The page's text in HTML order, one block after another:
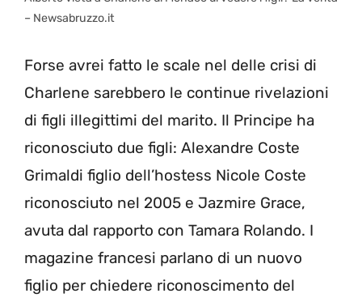
– Newsabruzzo.it
Forse avrei fatto le scale nel delle crisi di
Charlene sarebbero le continue rivelazioni
di figli illegittimi del marito. Il Principe ha
riconosciuto due figli: Alexandre Coste
Grimaldi figlio dell’hostess Nicole Coste
riconosciuto nel 2005 e Jazmire Grace,
avuta dal rapporto con Tamara Rolando. I
magazine francesi parlano di un nuovo
figlio per chiedere riconoscimento del